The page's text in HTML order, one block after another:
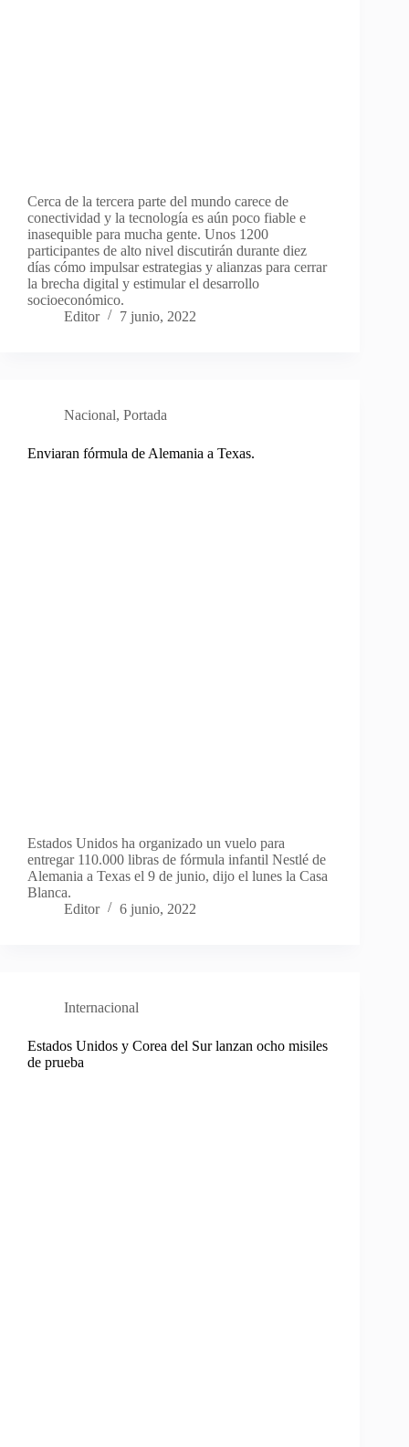
Cerca de la tercera parte del mundo carece de
conectividad y la tecnología es aún poco fiable e
inasequible para mucha gente. Unos 1200
participantes de alto nivel discutirán durante diez
días cómo impulsar estrategias y alianzas para cerrar
la brecha digital y estimular el desarrollo
socioeconómico.
Editor
7 junio, 2022
Nacional, Portada
Enviaran fórmula de Alemania a Texas.
Estados Unidos ha organizado un vuelo para
entregar 110.000 libras de fórmula infantil Nestlé de
Alemania a Texas el 9 de junio, dijo el lunes la Casa
Blanca.
Editor
6 junio, 2022
Internacional
Estados Unidos y Corea del Sur lanzan ocho misiles
de prueba